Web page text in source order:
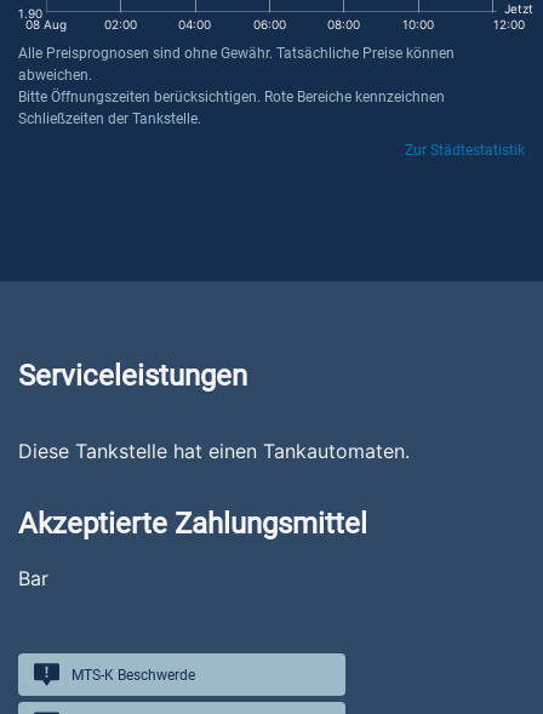
1.90
08 Aug 02:00 04:00 06:00 08:00 10:00 12:00
Jetzt
Alle Preisprognosen sind ohne Gewähr. Tatsächliche Preise können
abweichen.
Bitte Öffnungszeiten berücksichtigen. Rote Bereiche kennzeichnen
Schließzeiten der Tankstelle.
Zur Städtestatistik
Serviceleistungen
Diese Tankstelle hat einen Tankautomaten.
Akzeptierte Zahlungsmittel
Bar
MTS-K Beschwerde